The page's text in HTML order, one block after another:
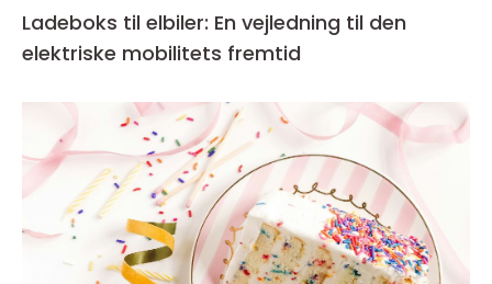
Ladeboks til elbiler: En vejledning til den
elektriske mobilitets fremtid